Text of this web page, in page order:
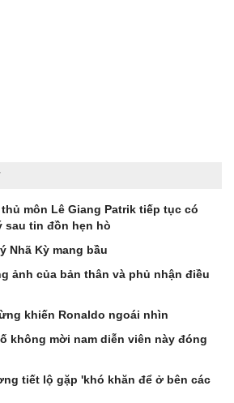
thủ môn Lê Giang Patrik tiếp tục có
sau tin đồn hẹn hò
Nhã Kỳ mang bầu
ảnh của bản thân và phủ nhận điều
khiến Ronaldo ngoái nhìn
không mời nam diễn viên này đóng
tiết lộ gặp 'khó khăn để ở bên các